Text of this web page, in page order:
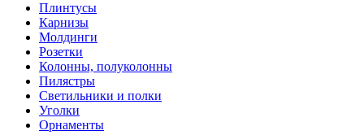
Плинтусы
Карнизы
Молдинги
Розетки
Колонны, полуколонны
Пилястры
Светильники и полки
Уголки
Орнаменты